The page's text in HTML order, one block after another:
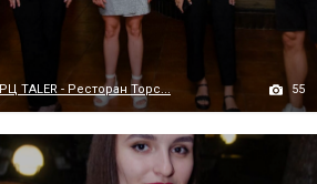
РЦ TALER - Ресторан Торс... 55